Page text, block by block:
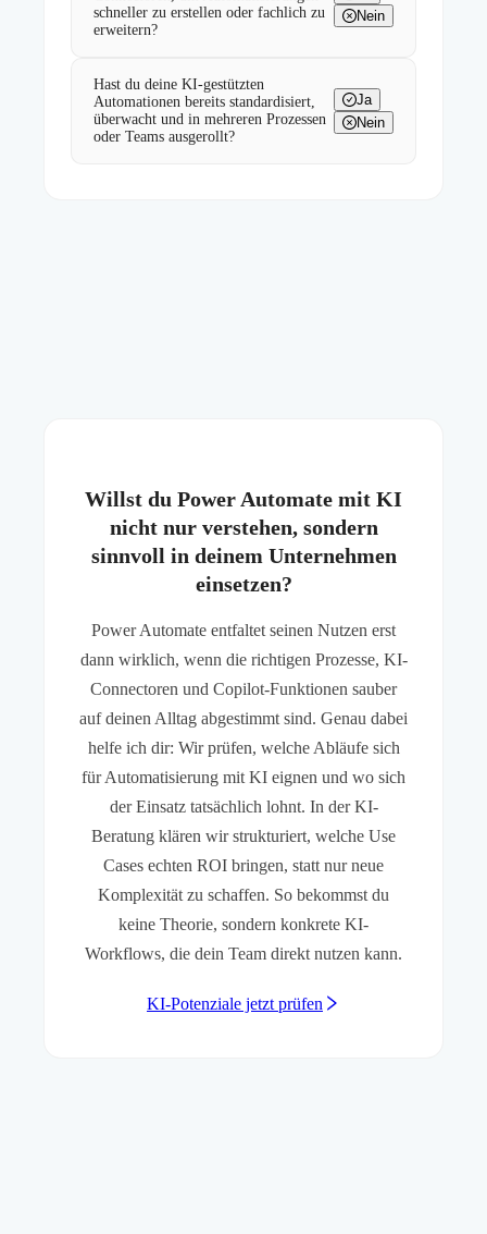
schneller zu erstellen oder fachlich zu
erweitern?
Nein
Hast du deine KI-gestützten
Automationen bereits standardisiert,
überwacht und in mehreren Prozessen
oder Teams ausgerollt?
Ja
Nein
Willst du Power Automate mit KI
nicht nur verstehen, sondern
sinnvoll in deinem Unternehmen
einsetzen?
Power Automate entfaltet seinen Nutzen erst
dann wirklich, wenn die richtigen Prozesse, KI-
Connectoren und Copilot-Funktionen sauber
auf deinen Alltag abgestimmt sind. Genau dabei
helfe ich dir: Wir prüfen, welche Abläufe sich
für Automatisierung mit KI eignen und wo sich
der Einsatz tatsächlich lohnt. In der KI-
Beratung klären wir strukturiert, welche Use
Cases echten ROI bringen, statt nur neue
Komplexität zu schaffen. So bekommst du
keine Theorie, sondern konkrete KI-
Workflows, die dein Team direkt nutzen kann.
KI-Potenziale jetzt prüfen